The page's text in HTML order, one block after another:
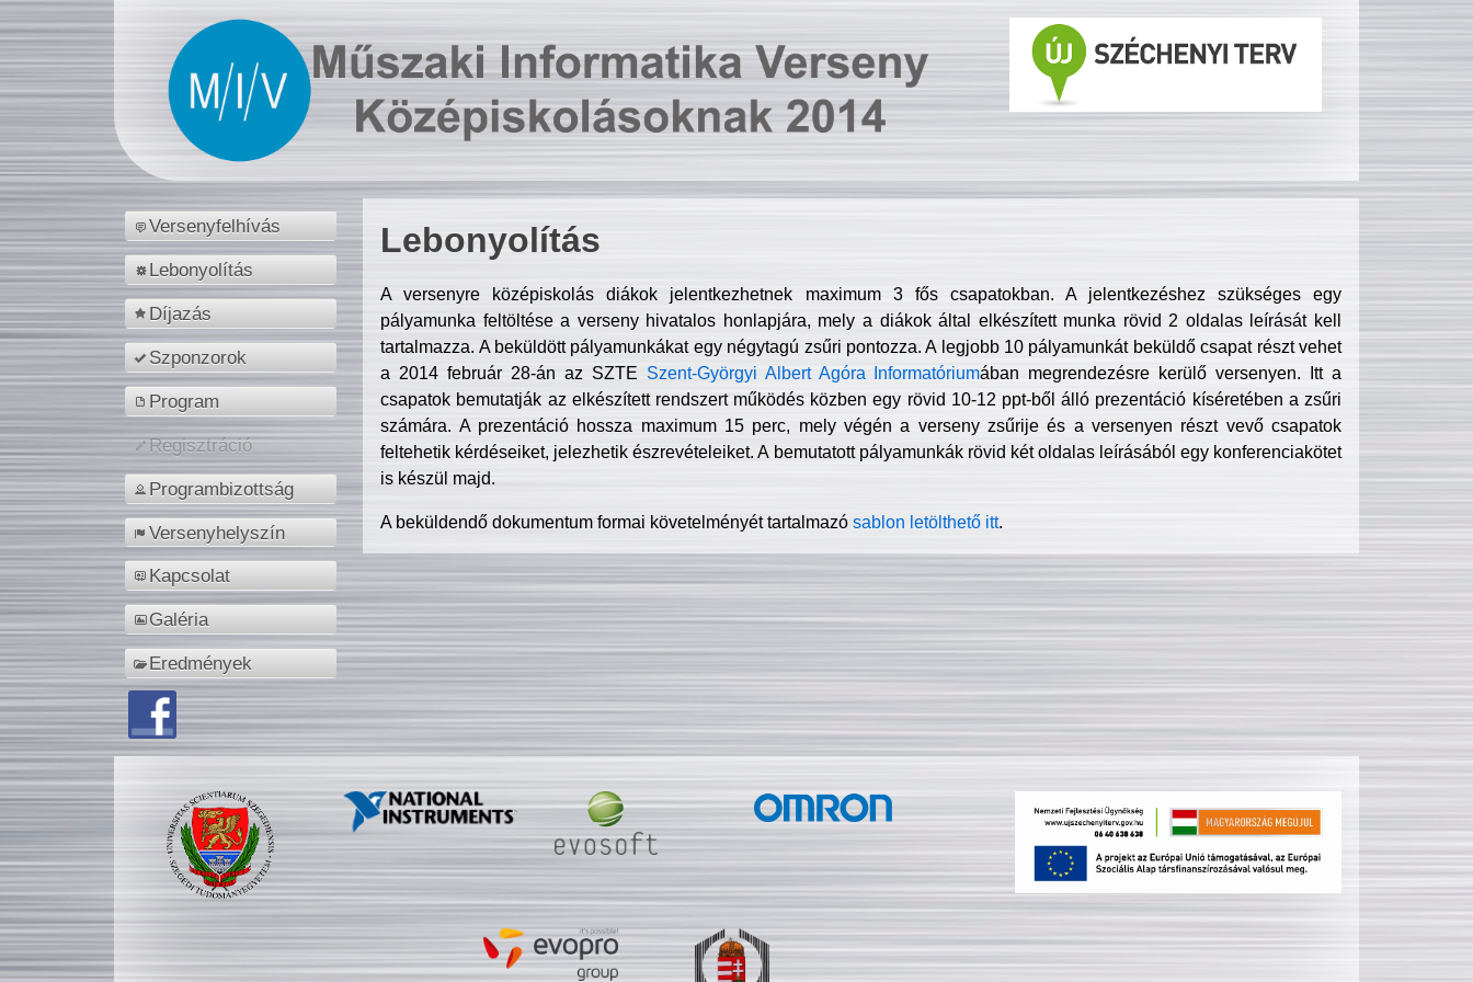
Versenyfelhívás
Lebonyolítás
Díjazás
Szponzorok
Program
Regisztráció
Programbizottság
Versenyhelyszín
Kapcsolat
Galéria
Eredmények
Lebonyolítás
A versenyre középiskolás diákok jelentkezhetnek maximum 3 fős csapatokban. A jelentkezéshez szükséges egy
pályamunka feltöltése a verseny hivatalos honlapjára, mely a diákok által elkészített munka rövid 2 oldalas leírását kell
tartalmazza. A beküldött pályamunkákat egy négytagú zsűri pontozza. A legjobb 10 pályamunkát beküldő csapat részt vehet
a 2014 február 28-án az SZTE Szent-Györgyi Albert Agóra Informatóriumában megrendezésre kerülő versenyen. Itt a
csapatok bemutatják az elkészített rendszert működés közben egy rövid 10-12 ppt-ből álló prezentáció kíséretében a zsűri
számára. A prezentáció hossza maximum 15 perc, mely végén a verseny zsűrije és a versenyen részt vevő csapatok
feltehetik kérdéseiket, jelezhetik észrevételeiket. A bemutatott pályamunkák rövid két oldalas leírásából egy konferenciakötet
is készül majd.
A beküldendő dokumentum formai követelményét tartalmazósablon letölthető itt.